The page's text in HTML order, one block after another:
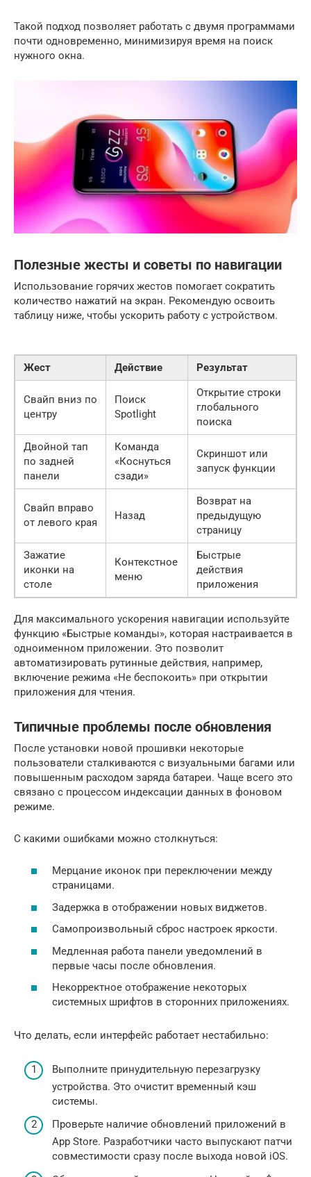
Такой подход позволяет работать с двумя программами
почти одновременно, минимизируя время на поиск
нужного окна.
Полезные жесты и советы по навигации
Использование горячих жестов помогает сократить
количество нажатий на экран. Рекомендую освоить
таблицу ниже, чтобы ускорить работу с устройством.
Жест Действие Результат
Свайп вниз по
центру
Поиск
Spotlight
Открытие строки
глобального
поиска
Двойной тап
по задней
панели
Команда
«Коснуться
сзади»
Скриншот или
запуск функции
Свайп вправо
от левого края
Назад
Возврат на
предыдущую
страницу
Зажатие
иконки на
столе
Контекстное
меню
Быстрые
действия
приложения
Для максимального ускорения навигации используйте
функцию «Быстрые команды», которая настраивается в
одноименном приложении. Это позволит
автоматизировать рутинные действия, например,
включение режима «Не беспокоить» при открытии
приложения для чтения.
Типичные проблемы после обновления
После установки новой прошивки некоторые
пользователи сталкиваются с визуальными багами или
повышенным расходом заряда батареи. Чаще всего это
связано с процессом индексации данных в фоновом
режиме.
С какими ошибками можно столкнуться:
Мерцание иконок при переключении между
страницами.
Задержка в отображении новых виджетов.
Самопроизвольный сброс настроек яркости.
Медленная работа панели уведомлений в
первые часы после обновления.
Некорректное отображение некоторых
системных шрифтов в сторонних приложениях.
Что делать, если интерфейс работает нестабильно:
Выполните принудительную перезагрузку
устройства. Это очистит временный кэш
системы.
Проверьте наличие обновлений приложений в
App Store. Разработчики часто выпускают патчи
совместимости сразу после выхода новой iOS.